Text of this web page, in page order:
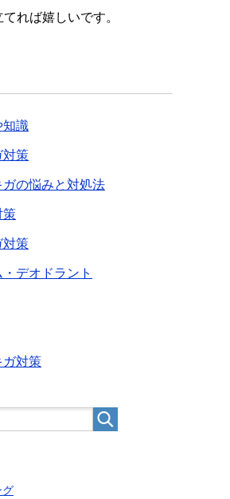
れば嬉しいです。
知識
対策
の悩みと対処法
策
対策
デオドラント
ガ対策
グ